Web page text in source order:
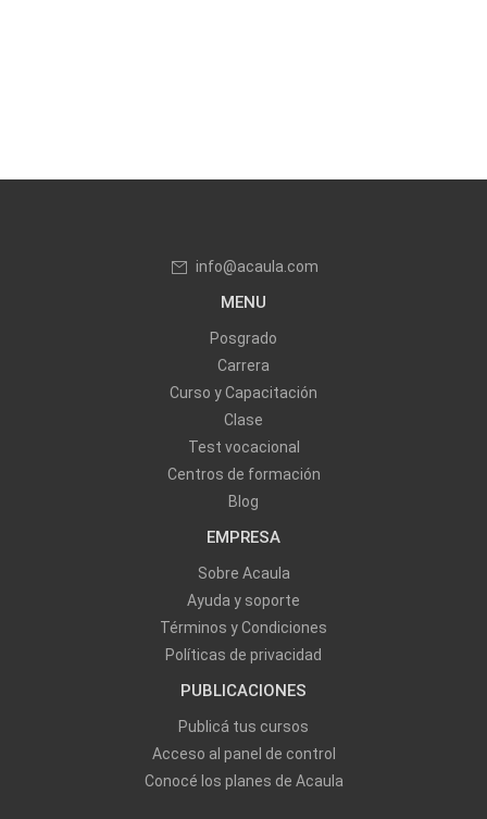
info@acaula.com
MENU
Posgrado
Carrera
Curso y Capacitación
Clase
Test vocacional
Centros de formación
Blog
EMPRESA
Sobre Acaula
Ayuda y soporte
Términos y Condiciones
Políticas de privacidad
PUBLICACIONES
Publicá tus cursos
Acceso al panel de control
Conocé los planes de Acaula